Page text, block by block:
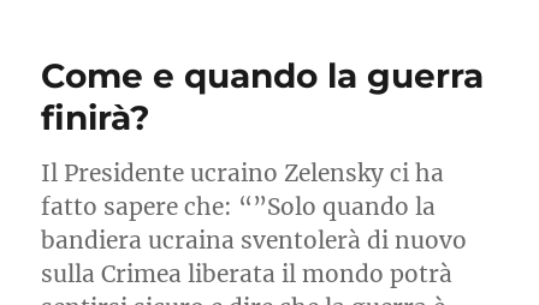
parlamentari
chiamano
alla
Come e quando la guerra
finirà?
Il Presidente ucraino Zelensky ci ha
fatto sapere che: “”Solo quando la
bandiera ucraina sventolerà di nuovo
sulla Crimea liberata il mondo potrà